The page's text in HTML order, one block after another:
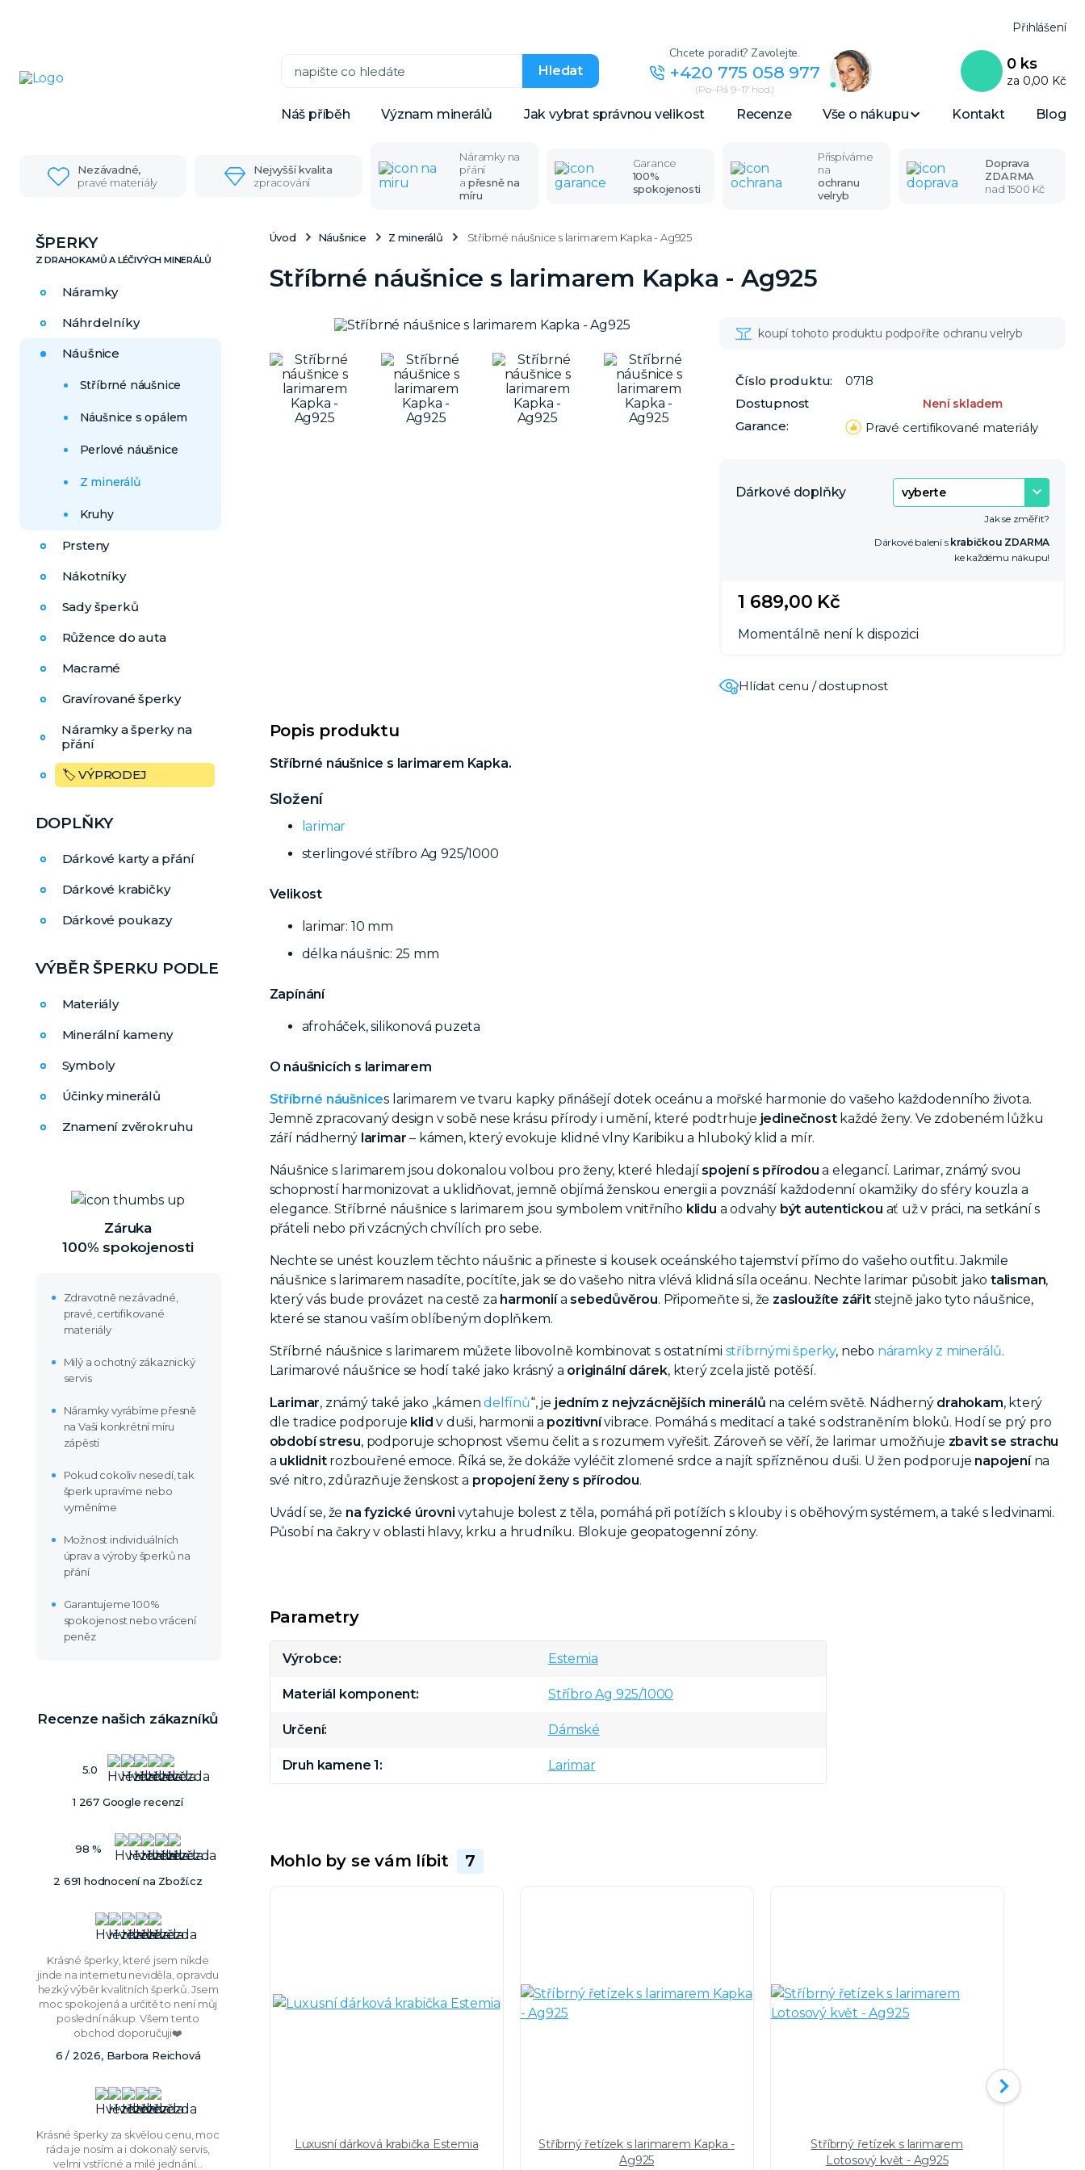
Náš příběh Význam minerálů Jak vybrat správnou velikost Recenze Vše o nákupu Kontakt Blog
Přihlášení
Hledat
Chcete poradit? Zavolejte.
+420 775 058 977
(Po–Pá 9–17 hod.)
0 ks
za 0,00 Kč
Nezávadné,
pravé materiály
Nejvyšší kvalita
zpracování
Náramky na
přání
a přesně na
míru
Garance
100%
spokojenosti
Přispíváme
na
ochranu
velryb
Doprava
ZDARMA
nad 1500 Kč
ŠPERKY
Náramky
Náhrdelníky
Náušnice
Stříbrné náušnice
Náušnice s opálem
Perlové náušnice
Z minerálů
Kruhy
Prsteny
Nákotníky
Sady šperků
Růžence do auta
Macramé
Gravírované šperky
Náramky a šperky na
přání
🏷️ VÝPRODEJ
DOPLŇKY
Dárkové karty a přání
Dárkové krabičky
Dárkové poukazy
VÝBĚR ŠPERKU PODLE
Materiály
Minerální kameny
Symboly
Účinky minerálů
Znamení zvěrokruhu
Záruka
100% spokojenosti
Zdravotně nezávadné,
pravé, certifikované
materiály
Milý a ochotný zákaznický
servis
Náramky vyrábíme přesně
na Vaši konkrétní míru
zápěstí
Pokud cokoliv nesedí, tak
šperk upravíme nebo
vyměníme
Možnost individuálních
úprav a výroby šperků na
přání
Garantujeme 100%
spokojenost nebo vrácení
peněz
Recenze našich zákazníků
5.0
1 267 Google recenzí
98 %
2 691 hodnocení na Zboží.cz
Krásné šperky, které jsem nikde
jinde na internetu neviděla, opravdu
hezký výběr kvalitních šperků. Jsem
moc spokojená a určitě to není můj
poslední nákup. Všem tento
obchod doporučuji❤️
6 / 2026, Barbora Reichová
Krásné šperky za skvělou cenu, moc
ráda je nosím a i dokonalý servis,
velmi vstřícné a milé jednání...
Úvod Náušnice Z minerálů Stříbrné náušnice s larimarem Kapka - Ag925
Stříbrné náušnice s larimarem Kapka - Ag925
Číslo produktu:
0718
Dostupnost
Není skladem
Garance: Pravé certifikované materiály
Dárkové doplňky
Jak se změřit?
Dárkové balení s krabičkou ZDARMA
ke každému nákupu!
1 689,00 Kč
Momentálně není k dispozici
Hlídat cenu / dostupnost
Popis produktu
Stříbrné náušnice s larimarem Kapka.
Složení
larimar
sterlingové stříbro Ag 925/1000
Velikost
larimar: 10 mm
délka náušnic: 25 mm
Zapínání
afroháček, silikonová puzeta
O náušnicích s larimarem
Stříbrné náušnices larimarem ve tvaru kapky přinášejí dotek oceánu a mořské harmonie do vašeho každodenního života.
Jemně zpracovaný design v sobě nese krásu přírody i umění, které podtrhuje jedinečnostkaždé ženy. Ve zdobeném lůžku
září nádherný larimar – kámen, který evokuje klidné vlny Karibiku a hluboký klid a mír.
Náušnice s larimarem jsou dokonalou volbou pro ženy, které hledají spojení s přírodou a elegancí. Larimar, známý svou
schopností harmonizovat a uklidňovat, jemně objímá ženskou energii a povznáší každodenní okamžiky do sféry kouzla a
elegance. Stříbrné náušnice s larimarem jsou symbolem vnitřního klidu a odvahy být autentickou ať už v práci, na setkání s
přáteli nebo při vzácných chvílích pro sebe.
Nechte se unést kouzlem těchto náušnic a přineste si kousek oceánského tajemství přímo do vašeho outfitu. Jakmile
náušnice s larimarem nasadíte, pocítíte, jak se do vašeho nitra vlévá klidná síla oceánu. Nechte larimar působit jakotalisman,
který vás bude provázet na cestě za harmoniía sebedůvěrou. Připomeňte si, že zasloužíte zářitstejně jako tyto náušnice,
které se stanou vaším oblíbeným doplňkem.
Stříbrné náušnice s larimarem můžete libovolně kombinovat s ostatními stříbrnými šperky, nebo náramky z minerálů.
Larimarové náušnice se hodí také jako krásný a originální dárek, který zcela jistě potěší.
Larimar, známý také jako „kámendelfínů“, je jedním z nejvzácnějších minerálů na celém světě. Nádherný drahokam, který
dle tradice podporuje klid v duši, harmonii a pozitivnívibrace. Pomáhá s meditací a také s odstraněním bloků. Hodí se prý pro
období stresu, podporuje schopnost všemu čelit a s rozumem vyřešit. Zároveň se věří, že larimar umožňuje zbavit se strachu
a uklidnitrozbouřené emoce. Říká se, že dokáže vyléčit zlomené srdce a najít spřízněnou duši. U žen podporuje napojenína
své nitro, zdůrazňuje ženskost a propojení ženy s přírodou.
Uvádí se, že na fyzické úrovni vytahuje bolest z těla, pomáhá při potížích s klouby i s oběhovým systémem, a také s ledvinami.
Působí na čakry v oblasti hlavy, krku a hrudníku. Blokuje geopatogenní zóny.
Parametry
Výrobce Estemia
Materiál komponent Stříbro Ag 925/1000
Určení Dámské
Druh kamene 1 Larimar
Mohlo by se vám líbit 7
Luxusní dárková krabička Estemia
Stříbrný řetízek s larimarem Kapka -
Ag925
Stříbrný řetízek s larimarem
Lotosový květ - Ag925